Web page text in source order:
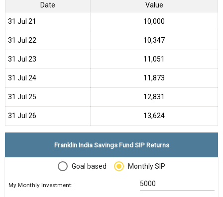
Date Value
31 Jul 21 ₹10,000
31 Jul 22 ₹10,347
31 Jul 23 ₹11,051
31 Jul 24 ₹11,873
31 Jul 25 ₹12,831
31 Jul 26 ₹13,624
Franklin India Savings Fund SIP Returns
Goal based Monthly SIP
My Monthly Investment: